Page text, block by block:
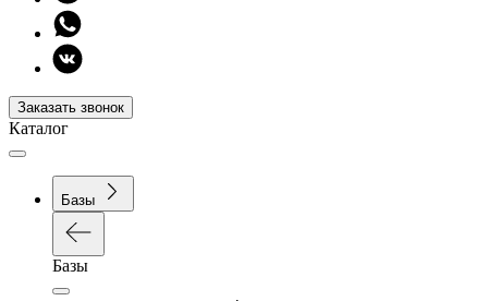
Заказать звонок
Каталог
Базы
Базы